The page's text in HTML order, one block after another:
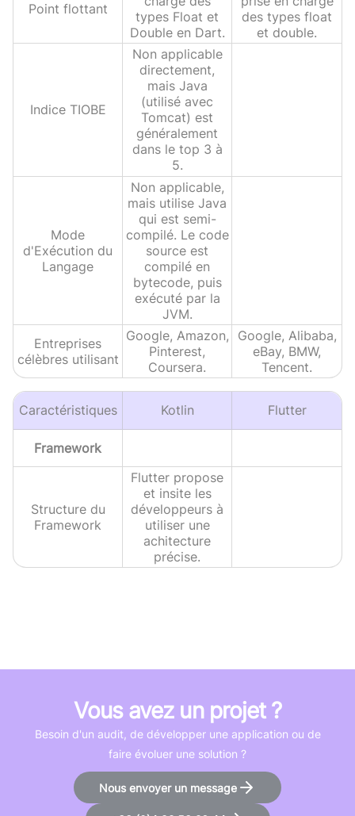
Point flottant
types Float et
Double en Dart.
des types float
et double.
Indice TIOBE
Non applicable
directement,
mais Java
(utilisé avec
Tomcat) est
généralement
dans le top 3 à
5.
Mode
d'Exécution du
Langage
Non applicable,
mais utilise Java
qui est semi-
compilé. Le code
source est
compilé en
bytecode, puis
exécuté par la
JVM.
Entreprises
célèbres utilisant
Google, Amazon,
Pinterest,
Coursera.
Google, Alibaba,
eBay, BMW,
Tencent.
Caractéristiques Kotlin Flutter
Framework
Structure du
Framework
Flutter propose
et insite les
développeurs à
utiliser une
achitecture
précise.
Vous avez un projet ?
Besoin d'un audit, de développer une application ou de
faire évoluer une solution ?
Nous envoyer un message